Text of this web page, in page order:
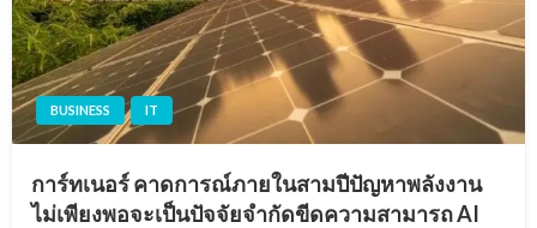
BUSINESS IT
การ์ทเนอร์ คาดการณ์ภายในสามปีปัญหาพลังงาน
ไม่เพียงพอจะเป็นปัจจัยจำกัดขีดความสามารถ AI